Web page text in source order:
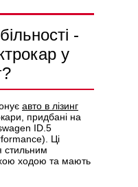
-
у
авто в лізинг
придбані на
ID.5
Ці
стильним
ходою та мають
конфіденційності